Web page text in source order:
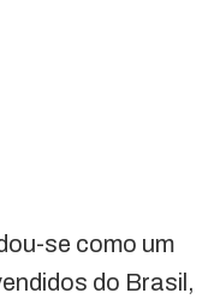
se como um
do Brasil,